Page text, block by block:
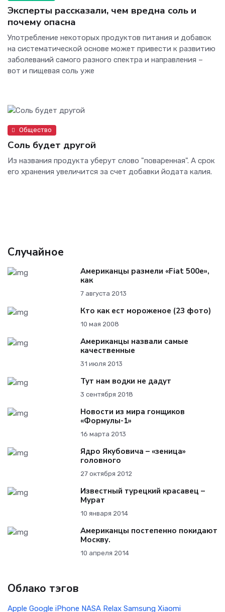
Эксперты рассказали, чем вредна соль и
почему опасна
Употребление некоторых продуктов питания и добавок
на систематической основе может привести к развитию
заболеваний самого разного спектра и направления –
вот и пищевая соль уже
Общество
Соль будет другой
Из названия продукта уберут слово "поваренная". А срок
его хранения увеличится за счет добавки йодата калия.
Случайное
Американцы размели «Fiat 500e»,
как
7 августа 2013
Кто как ест мороженое (23 фото)
10 мая 2008
Американцы назвали самые
качественные
31 июля 2013
Тут нам водки не дадут
3 сентября 2018
Новости из мира гонщиков
«Формулы-1»
16 марта 2013
Ядро Якубовича – «зеница»
головного
27 октября 2012
Известный турецкий красавец –
Мурат
10 января 2014
Американцы постепенно покидают
Москву.
10 апреля 2014
Облако тэгов
Apple Google iPhone NASA Relax Samsung Xiaomi